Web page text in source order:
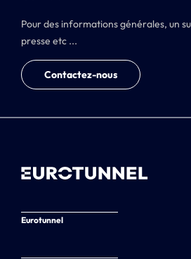
Pour des informations générales, un
presse etc ...
Contactez-nous
Eurotunnel